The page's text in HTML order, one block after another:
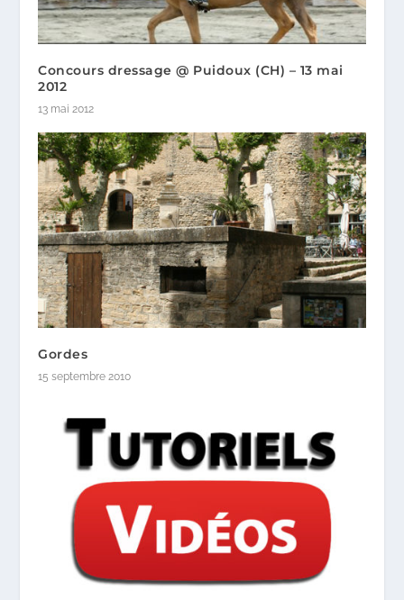
Concours dressage @ Puidoux (CH) – 13 mai
2012
13 mai 2012
Gordes
15 septembre 2010